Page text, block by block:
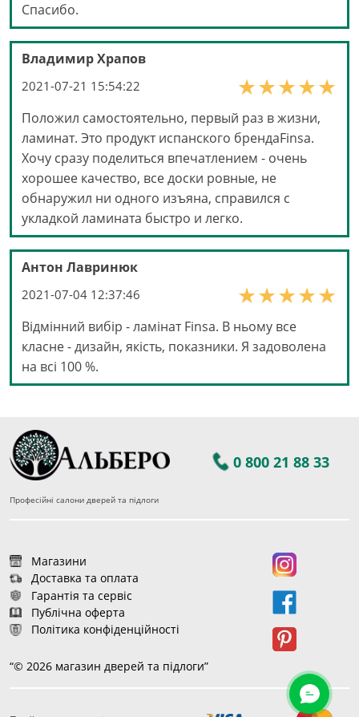
Спасибо.
Владимир Храпов
2021-07-21 15:54:22
Положил самостоятельно, первый раз в жизни,
ламинат. Это продукт испанского брендаFinsa.
Хочу сразу поделиться впечатлением - очень
хорошее качество, все доски ровные, не
обнаружил ни одного изъяна, справился с
укладкой ламината быстро и легко.
Антон Лавринюк
2021-07-04 12:37:46
Відмінний вибір - ламінат Finsa. В ньому все
класне - дизайн, якість, показники. Я задоволена
на всі 100 %.
0 800 21 88 33
Професійні салони дверей та підлоги
Магазини
Доставка та оплата
Гарантія та сервіс
Публічна оферта
Політика конфіденційності
“© 2026 магазин дверей та підлоги”